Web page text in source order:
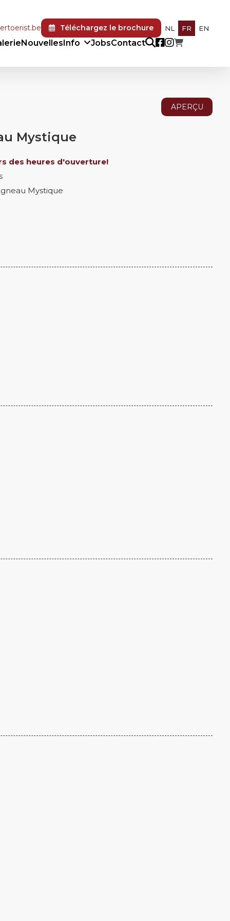
Téléchargez le brochure NL FR EN
NouvellesInfo JobsContact
APERÇU
Mystique
des heures d'ouverture!
Mystique